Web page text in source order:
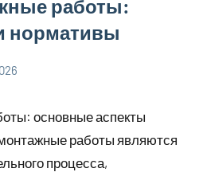
работы:
нормативы
основные аспекты
работы являются
процесса,